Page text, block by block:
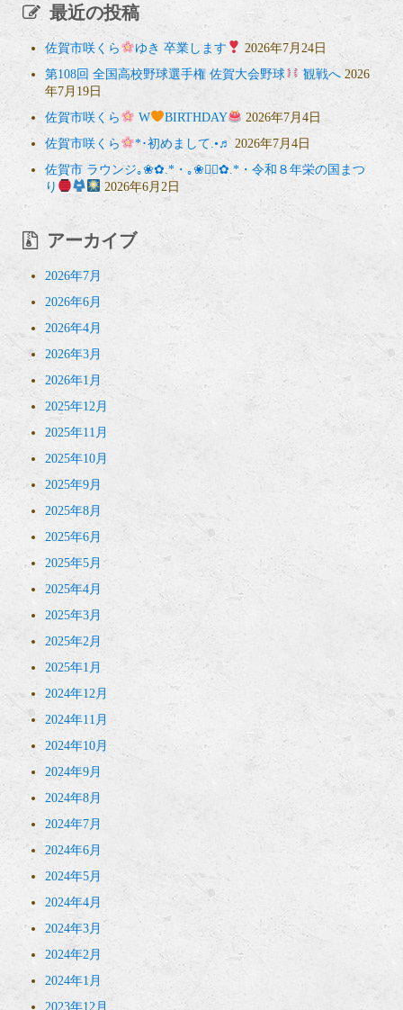
最近の投稿
佐賀市咲くら ゆき 卒業します
2026年7月24日
第108回 全国高校野球選手権 佐賀大会野球
観戦へ 2026
年7月19日
佐賀市咲くら
W BIRTHDAY
2026年7月4日
佐賀市咲くら
*･初めまして.•♬ 2026年7月4日
佐賀市 ラウンジ｡❀✿.*・｡❀❁⃘✿.*・令和８年栄の国まつ
り
2026年6月2日
アーカイブ
2026年7月
2026年6月
2026年4月
2026年3月
2026年1月
2025年12月
2025年11月
2025年10月
2025年9月
2025年8月
2025年6月
2025年5月
2025年4月
2025年3月
2025年2月
2025年1月
2024年12月
2024年11月
2024年10月
2024年9月
2024年8月
2024年7月
2024年6月
2024年5月
2024年4月
2024年3月
2024年2月
2024年1月
2023年12月